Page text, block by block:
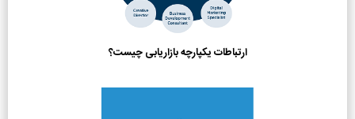
ارتباطات یکپارچه بازاریابی چیست؟